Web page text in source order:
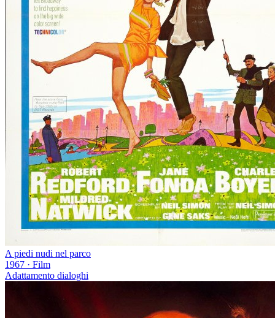
A piedi nudi nel parco
1967 · Film
Adattamento dialoghi